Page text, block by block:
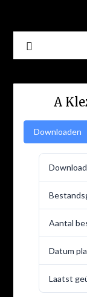
A
Downloaden
Aantal
Datum
Laatst